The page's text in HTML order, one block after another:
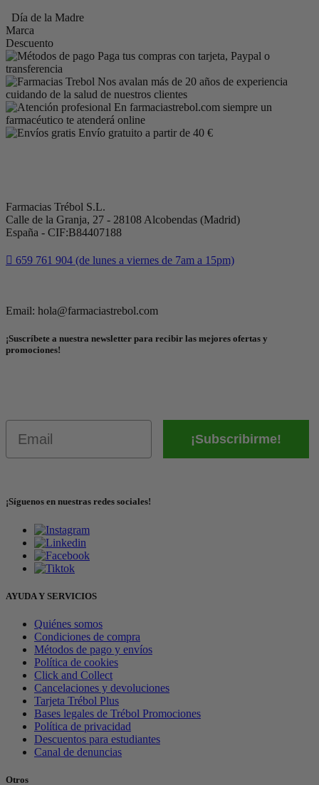
Día de la Madre
Marca
Descuento
Paga tus compras con tarjeta, Paypal o
transferencia
Nos avalan más de 20 años de experiencia
cuidando de la salud de nuestros clientes
En farmaciastrebol.com siempre un
farmacéutico te atenderá online
Envío gratuito a partir de 40 €
Farmacias Trébol S.L.
Calle de la Granja, 27 - 28108 Alcobendas (Madrid)
España - CIF:B84407188
659 761 904 (de lunes a viernes de 7am a 15pm)
Email: hola@farmaciastrebol.com
¡Suscríbete a nuestra newsletter para recibir las mejores ofertas y
promociones!
¡Subscribirme!
¡Síguenos en nuestras redes sociales!
AYUDA Y SERVICIOS
Quiénes somos
Condiciones de compra
Métodos de pago y envíos
Política de cookies
Click and Collect
Cancelaciones y devoluciones
Tarjeta Trébol Plus
Bases legales de Trébol Promociones
Política de privacidad
Descuentos para estudiantes
Canal de denuncias
Otros